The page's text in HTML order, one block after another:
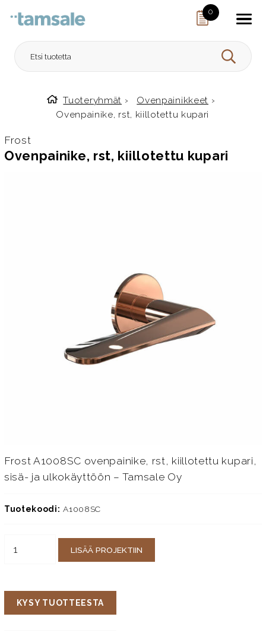
0
HAE
Etusivulle
Tuoteryhmät › Ovenpainikkeet ›
Ovenpainike, rst, kiillotettu kupari
Frost
Ovenpainike, rst, kiillotettu kupari
Frost A1008SC ovenpainike, rst, kiillotettu kupari,
sisä- ja ulkokäyttöön – Tamsale Oy
Tuotekoodi: A1008SC
LISÄÄ PROJEKTIIN
KYSY TUOTTEESTA